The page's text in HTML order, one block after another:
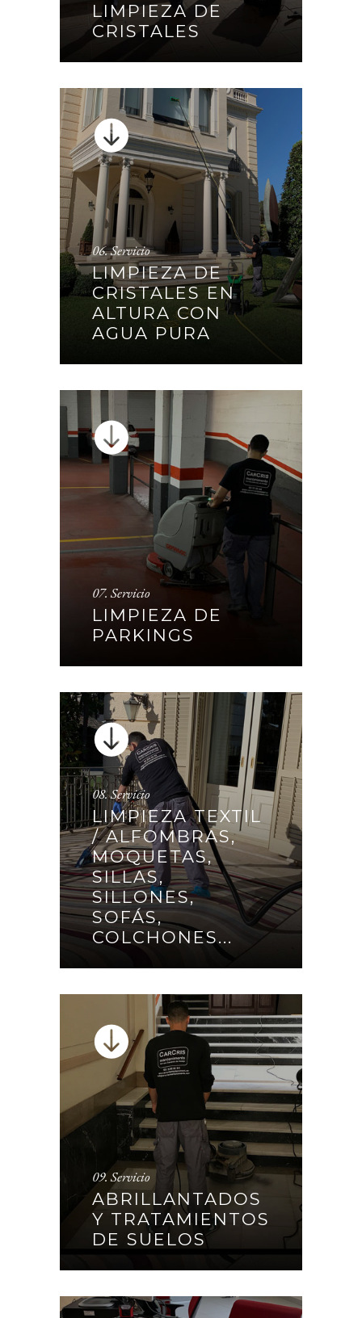
LIMPIEZA DE
CRISTALES
CONTINUAR
06. Servicio
LIMPIEZA DE
CRISTALES EN
ALTURA CON
AGUA PURA
LIMPIEZA DE CRISTALES
EN ALTURA CON AGUA
PURA
CONTINUAR
07. Servicio
LIMPIEZA DE
PARKINGS
LIMPIEZA DE PARKINGS
CONTINUAR
08. Servicio
LIMPIEZA TEXTIL
/ ALFOMBRAS,
MOQUETAS,
SILLAS,
SILLONES,
SOFÁS,
COLCHONES...
LIMPIEZA TEXTIL /
ALFOMBRAS, MOQUETAS,
SILLAS, SILLONES, SOFÁS,
COLCHONES…
CONTINUAR
09. Servicio
ABRILLANTADOS
Y TRATAMIENTOS
DE SUELOS
ABRILLANTADOS Y
TRATAMIENTOS DE
SUELOS
CONTINUAR